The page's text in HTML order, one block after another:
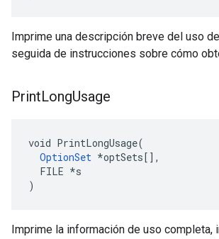
Imprime una descripción breve del uso
seguida de instrucciones sobre cómo
PrintLongUsage
void PrintLongUsage(
OptionSet *optSets[],
  FILE *s
)
Imprime la información de uso completa,